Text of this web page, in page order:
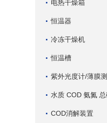
电热干燥箱
恒温器
冷冻干燥机
恒温槽
紫外光度计/薄膜
水质 COD 氨氮
COD消解装置